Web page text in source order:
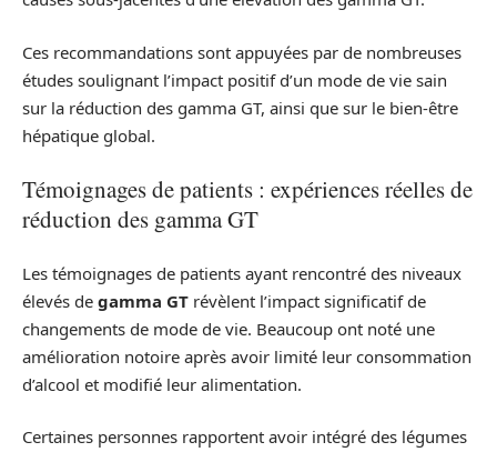
Ces recommandations sont appuyées par de nombreuses
études soulignant l’impact positif d’un mode de vie sain
sur la réduction des gamma GT, ainsi que sur le bien-être
hépatique global.
Témoignages de patients : expériences réelles de
réduction des gamma GT
Les témoignages de patients ayant rencontré des niveaux
élevés de gamma GT révèlent l’impact significatif de
changements de mode de vie. Beaucoup ont noté une
amélioration notoire après avoir limité leur consommation
d’alcool et modifié leur alimentation.
Certaines personnes rapportent avoir intégré des légumes